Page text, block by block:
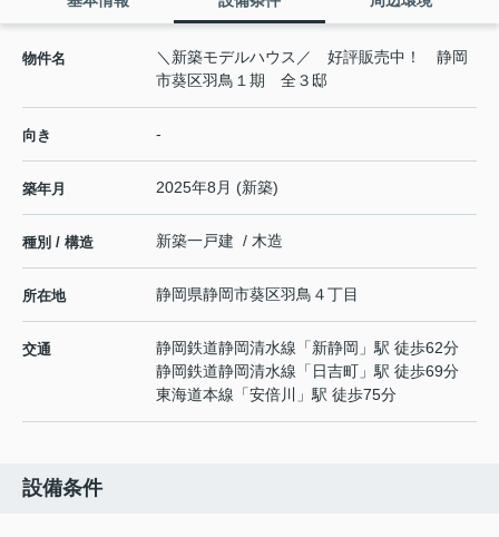
物件名
＼新築モデルハウス／ 好評販売中！ 静岡
市葵区羽鳥１期 全３邸
向き -
築年月 2025年8月 (新築)
種別 / 構造 新築一戸建 / 木造
所在地 静岡県静岡市葵区羽鳥 ４丁目
交通 静岡鉄道静岡清水線 「新静岡 」駅 徒歩62分
静岡鉄道静岡清水線 「 日吉町 」駅 徒歩69分
東海道本線 「安倍川 」駅 徒歩75分
設備条件